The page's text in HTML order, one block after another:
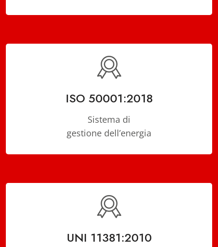
ISO 50001:2018
Sistema di
gestione dell’energia
UNI 11381:2010